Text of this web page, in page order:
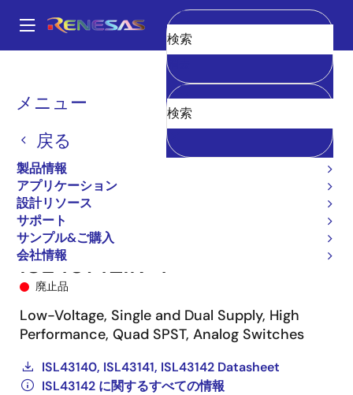
ン
Main
navigation
メニュー
戻る
製品情報
アプリケーション
設計リソース
サポート
サンプル&ご購入
会社情報
消去
パ
く
ず
スイッチ＆マルチプレクサ
ISL43142IR-T
廃止品
Low-Voltage, Single and Dual Supply, High
Performance, Quad SPST, Analog Switches
ISL43140, ISL43141, ISL43142 Datasheet
ISL43142 に関するすべての情報